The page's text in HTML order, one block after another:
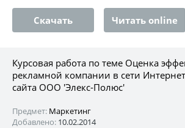
Скачать Читать online
Курсовая работа по теме Оценка
рекламной компании в сети
сайта ООО 'Элекс-Полюс'
Предмет: Маркетинг
Добавлено: 10.02.2014